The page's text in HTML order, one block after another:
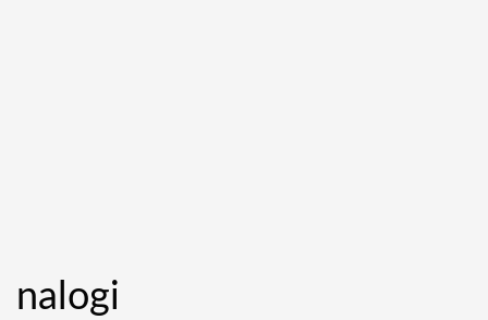
nalogi